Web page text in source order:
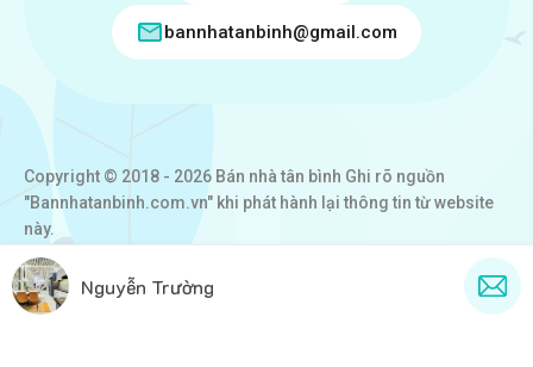
bannhatanbinh@gmail.com
Copyright © 2018 - 2026 Bán nhà tân bình Ghi rõ nguồn
"Bannhatanbinh.com.vn" khi phát hành lại thông tin từ website
này.
Nguyễn Trường